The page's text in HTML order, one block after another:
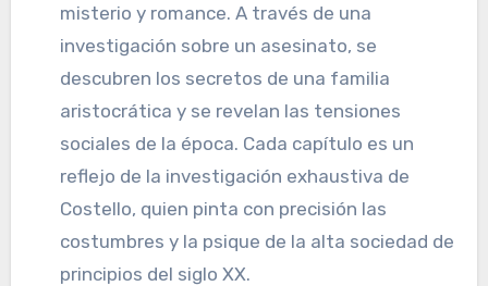
misterio y romance. A través de una
investigación sobre un asesinato, se
descubren los secretos de una familia
aristocrática y se revelan las tensiones
sociales de la época. Cada capítulo es un
reflejo de la investigación exhaustiva de
Costello, quien pinta con precisión las
costumbres y la psique de la alta sociedad de
principios del siglo XX.